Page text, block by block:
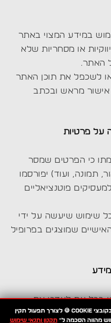
במידע המצוי באתר
או מסחריות שלא
האתר.
לשכפל את תוכן האתר
מראש ובכתב
כי הפרטים שמסר
תמונה, ועוד) יפורסמו
פוטנציאליים
שימוש שיעשה על ידי
שמוצגים בפרופיל
בכל עת לעדכן את
מהאתר.Cookie 🍪
לצורך תפעול תקין
מהווה הסכמה ל־תקנון ותנאי שימוש